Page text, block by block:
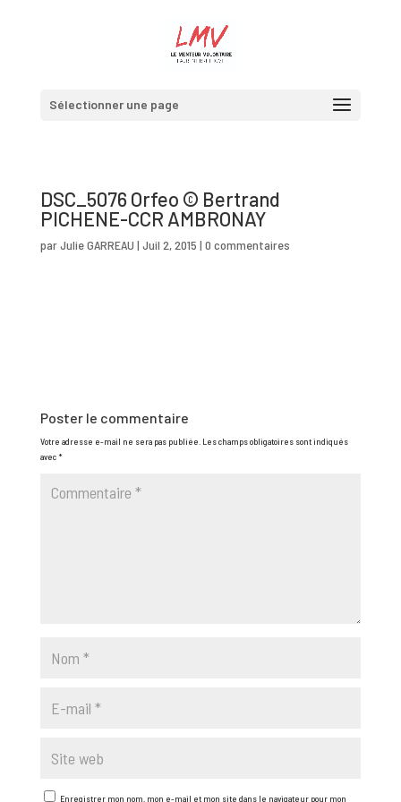
Sélectionner une page
DSC_5076 Orfeo © Bertrand
PICHENE-CCR AMBRONAY
parJulie GARREAU | Juil 2, 2015 | 0 commentaires
Poster le commentaire
Votre adresse e-mail ne sera pas publiée. Les champs obligatoires sont indiqués
avec*
Enregistrer mon nom, mon e-mail et mon site dans le navigateur pour mon